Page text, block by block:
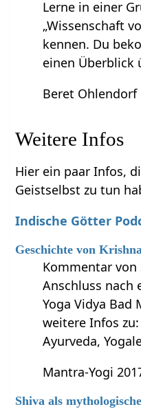
Lerne in einer
„Wissenschaft
kennen. Du
einen Überblick
Beret Ohlendorf
Weitere Infos
Hier ein paar Infos,
Geistselbst zu tun
Indische Götter
Geschichte von
Kommentar von
Anschluss nach
Yoga Vidya Bad
weitere Infos
Ayurveda,
Mantra-Yogi
Shiva als